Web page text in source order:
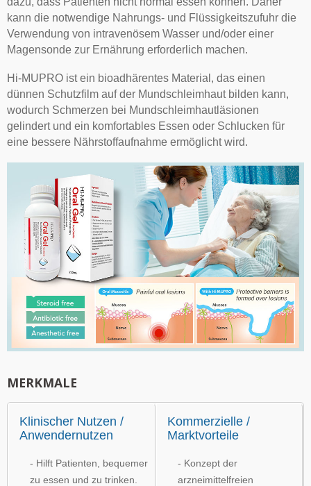
kann die notwendige Nahrungs- und Flüssigkeitszufuhr die
Verwendung von intravenösem Wasser und/oder einer
Magensonde zur Ernährung erforderlich machen.
Hi-MUPRO ist ein bioadhärentes Material, das einen
dünnen Schutzfilm auf der Mundschleimhaut bilden kann,
wodurch Schmerzen bei Mundschleimhautläsionen
gelindert und ein komfortables Essen oder Schlucken für
eine bessere Nährstoffaufnahme ermöglicht wird.
MERKMALE
Klinischer Nutzen /
Anwendernutzen
- Hilft Patienten, bequemer
zu essen und zu trinken.
Kommerzielle /
Marktvorteile
- Konzept der
arzneimittelfreien